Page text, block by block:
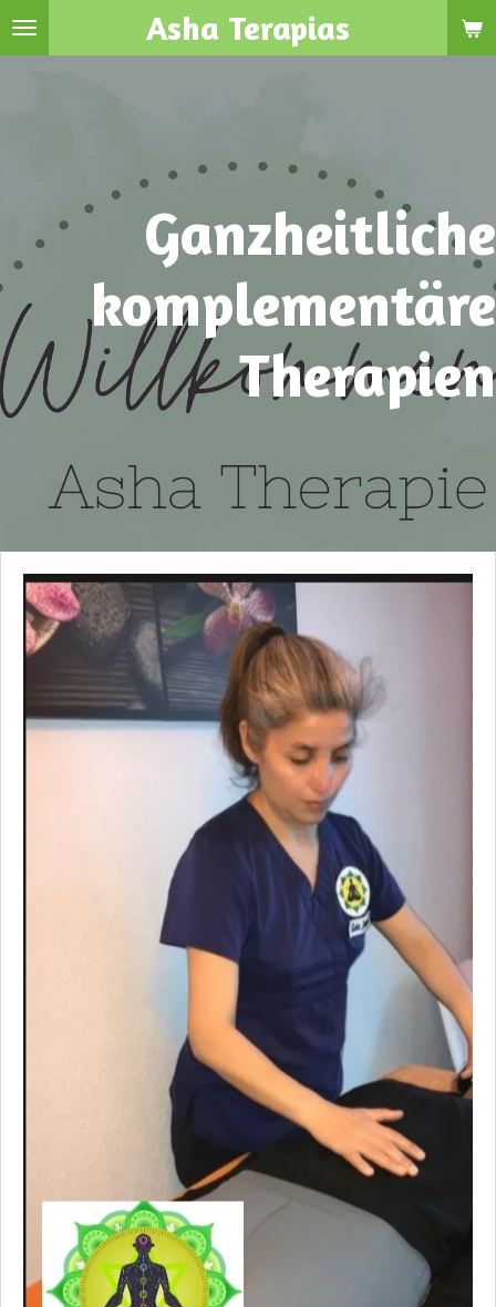
Zum
Hauptinhalt
Asha Terapias
Ganzheitliche
komplementäre
Therapien